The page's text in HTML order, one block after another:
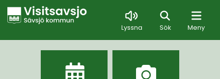
Lyssna Sök Meny
Sök